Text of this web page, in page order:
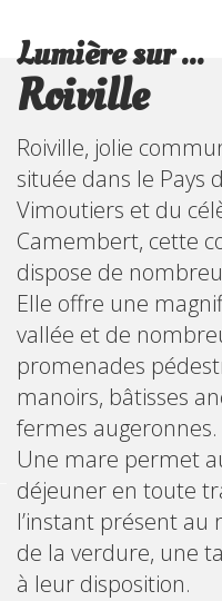
Lumière sur ...
Roiville
Roiville, jolie
située dans le Pays
Vimoutiers et du
Camembert, cette
dispose de
Elle offre une
vallée et de
promenades
manoirs, bâtisses
fermes augeronnes.
Une mare permet
déjeuner en toute
l’instant présent
de la verdure, une
à leur disposition.